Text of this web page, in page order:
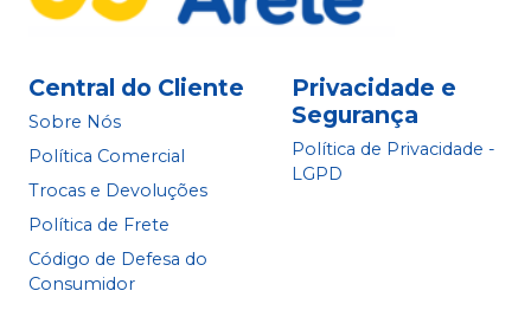
Central do Cliente
Sobre Nós
Política Comercial
Trocas e Devoluções
Política de Frete
Código de Defesa do
Consumidor
Privacidade e
Segurança
Política de Privacidade -
LGPD